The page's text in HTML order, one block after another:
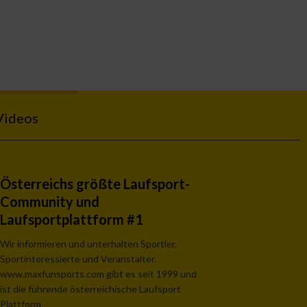
Österreichs größte Laufsport-
Community und
Laufsportplattform #1
Wir informieren und unterhalten Sportler,
Sportinteressierte und Veranstalter.
www.maxfunsports.com gibt es seit 1999 und
ist die führende österreichische Laufsport
Plattform.